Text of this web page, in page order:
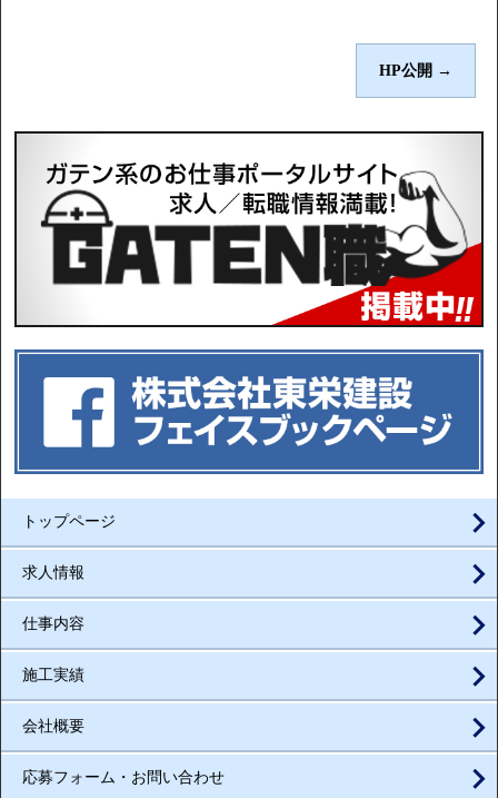
HP公開 →
トップページ
求人情報
仕事内容
施工実績
会社概要
応募フォーム・お問い合わせ